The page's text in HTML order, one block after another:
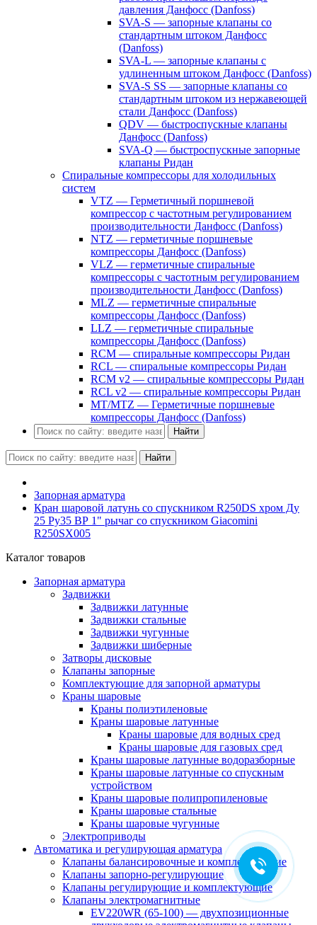
давления Данфосс (Danfoss)
SVA-S — запорные клапаны со
стандартным штоком Данфосс
(Danfoss)
SVA-L — запорные клапаны с
удлиненным штоком Данфосс (Danfoss)
SVA-S SS — запорные клапаны со
стандартным штоком из нержавеющей
стали Данфосс (Danfoss)
QDV — быстроспускные клапаны
Данфосс (Danfoss)
SVA-Q — быстроспускные запорные
клапаны Ридан
Спиральные компрессоры для холодильных
систем
VTZ — Герметичный поршневой
компрессор с частотным регулированием
производительности Данфосс (Danfoss)
NTZ — герметичные поршневые
компрессоры Данфосс (Danfoss)
VLZ — герметичные спиральные
компрессоры с частотным регулированием
производительности Данфосс (Danfoss)
MLZ — герметичные спиральные
компрессоры Данфосс (Danfoss)
LLZ — герметичные спиральные
компрессоры Данфосс (Danfoss)
RCM — спиральные компрессоры Ридан
RCL — спиральные компрессоры Ридан
RCM v2 — спиральные компрессоры Ридан
RCL v2 — спиральные компрессоры Ридан
MT/MTZ — Герметичные поршневые
компрессоры Данфосс (Danfoss)
Найти
Найти
Запорная арматура
Кран шаровой латунь со спускником R250DS хром Ду
25 Ру35 ВР 1" рычаг со спускником Giacomini
R250SX005
Каталог товаров
Запорная арматура
Задвижки
Задвижки латунные
Задвижки стальные
Задвижки чугунные
Задвижки шиберные
Затворы дисковые
Клапаны запорные
Комплектующие для запорной арматуры
Краны шаровые
Краны полиэтиленовые
Краны шаровые латунные
Краны шаровые для водных сред
Краны шаровые для газовых сред
Краны шаровые латунные водоразборные
Краны шаровые латунные со спускным
устройством
Краны шаровые полипропиленовые
Краны шаровые стальные
Краны шаровые чугунные
Электроприводы
Автоматика и регулирующая арматура
Клапаны балансировочные и комплектующие
Клапаны запорно-регулирующие
Клапаны регулирующие и комплектующие
Клапаны электромагнитные
EV220WR (65-100) — двухпозиционные